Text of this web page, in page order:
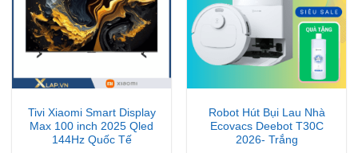
Tivi Xiaomi Smart Display
Max 100 inch 2025 Qled
144Hz Quốc Tế
Robot Hút Bụi Lau Nhà
Ecovacs Deebot T30C
2026- Trắng